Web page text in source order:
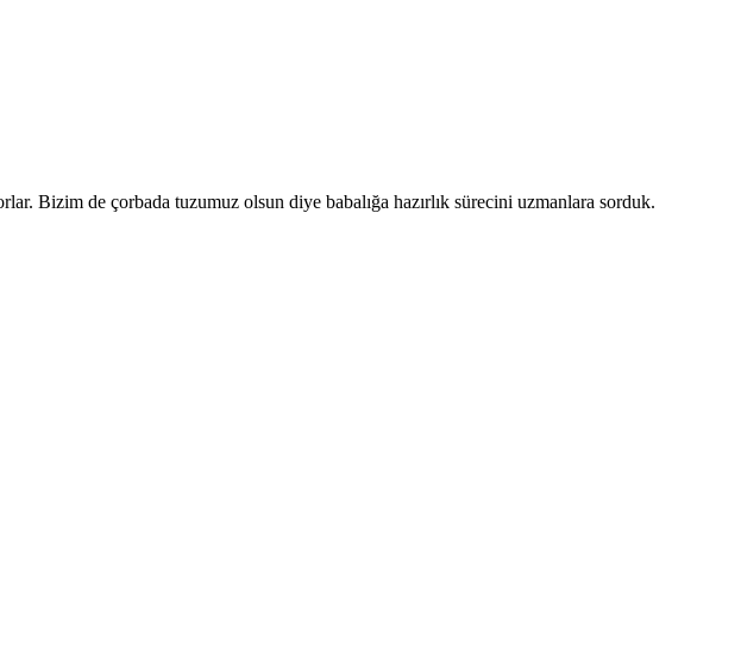
Bizim de çorbada tuzumuz olsun diye babalığa hazırlık sürecini uzmanlara sorduk.